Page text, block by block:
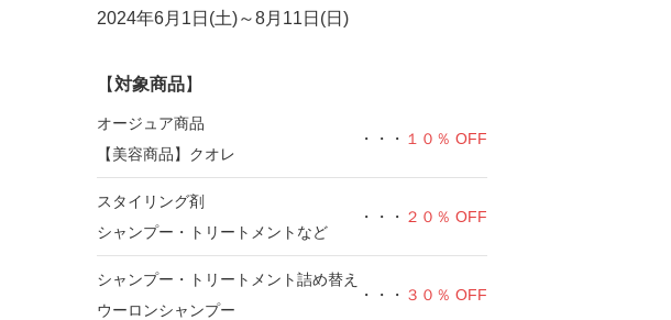
2024年6月1日(土)～8月11日(日)
【対象商品】
オージュア商品
【美容商品】クオレ
・・・ １０％ OFF
スタイリング剤
シャンプー・トリートメントなど
・・・ ２０％ OFF
シャンプー・トリートメント詰め替え
ウーロンシャンプー
・・・ ３０％ OFF